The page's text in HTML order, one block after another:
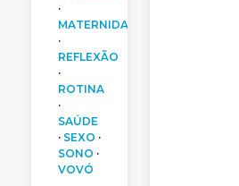
·
MATERNIDADE
·
REFLEXÃO
·
ROTINA
·
SAÚDE
· SEXO ·
SONO ·
VOVÓ